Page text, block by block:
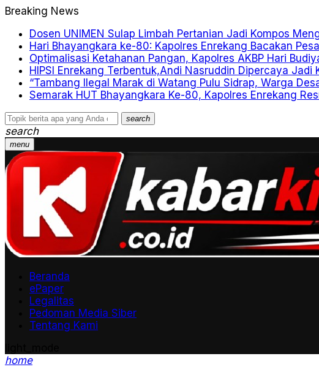
Breaking News
Dosen UNIMEN Sulap Limbah Pertanian Jadi Kompos
Hari Bhayangkara ke-80: Kapolres Enrekang Bacakan
Optimalisasi Ketahanan Pangan, Kapolres AKBP Hari
HIPSI Enrekang Terbentuk,Andi Nasruddin Dipercaya
“Tambang Ilegal Marak di Watang Pulu Sidrap, Warga
Semarak HUT Bhayangkara Ke-80, Kapolres Enrekang
search
search
menu
Beranda
ePaper
Legalitas
Pedoman Media Siber
Tentang Kami
home